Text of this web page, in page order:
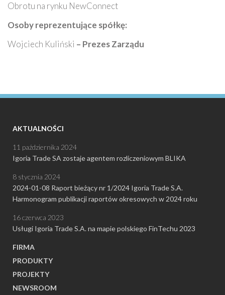
Obrotu na rynku NewConnect
Osoby reprezentujące spółkę:
Wojciech Kuliński – Prezes Zarządu
AKTUALNOŚCI
Igoria Trade SA zostaje agentem rozliczeniowym BLIKA
11 października 2024
2024-01-08 Raport bieżący nr 1/2024 Igoria Trade S.A.
Harmonogram publikacji raportów okresowych w 2024 roku
8 stycznia 2024
Usługi Igoria Trade S.A. na mapie polskiego FinTechu 2023
16 czerwca 2023
FIRMA
PRODUKTY
PROJEKTY
NEWSROOM